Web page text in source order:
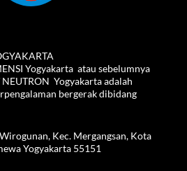
Yogyakarta  atau sebelumnya
Yogyakarta adalah
bergerak dibidang
Kec. Mergangsan, Kota
Yogyakarta 55151